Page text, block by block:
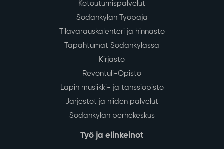
Kotoutumispalvelut
Sodankylän Työpaja
Tilavarauskalenteri ja hinnasto
Tapahtumat Sodankylässä
Kirjasto
Revontuli-Opisto
Lapin musiikki- ja tanssiopisto
Järjestöt ja niiden palvelut
Sodankylän perhekeskus
Työ ja elinkeinot